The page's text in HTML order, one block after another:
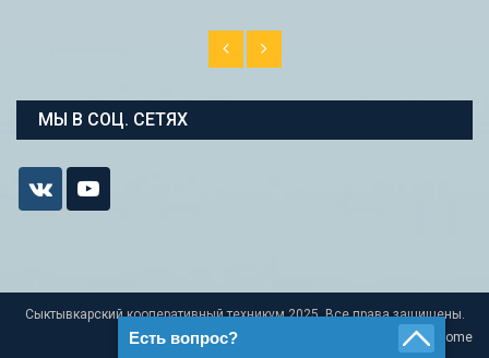
МЫ В СОЦ. СЕТЯХ
Сыктывкарский кооперативный техникум 2025. Все права защищены.
Home
Есть вопрос?